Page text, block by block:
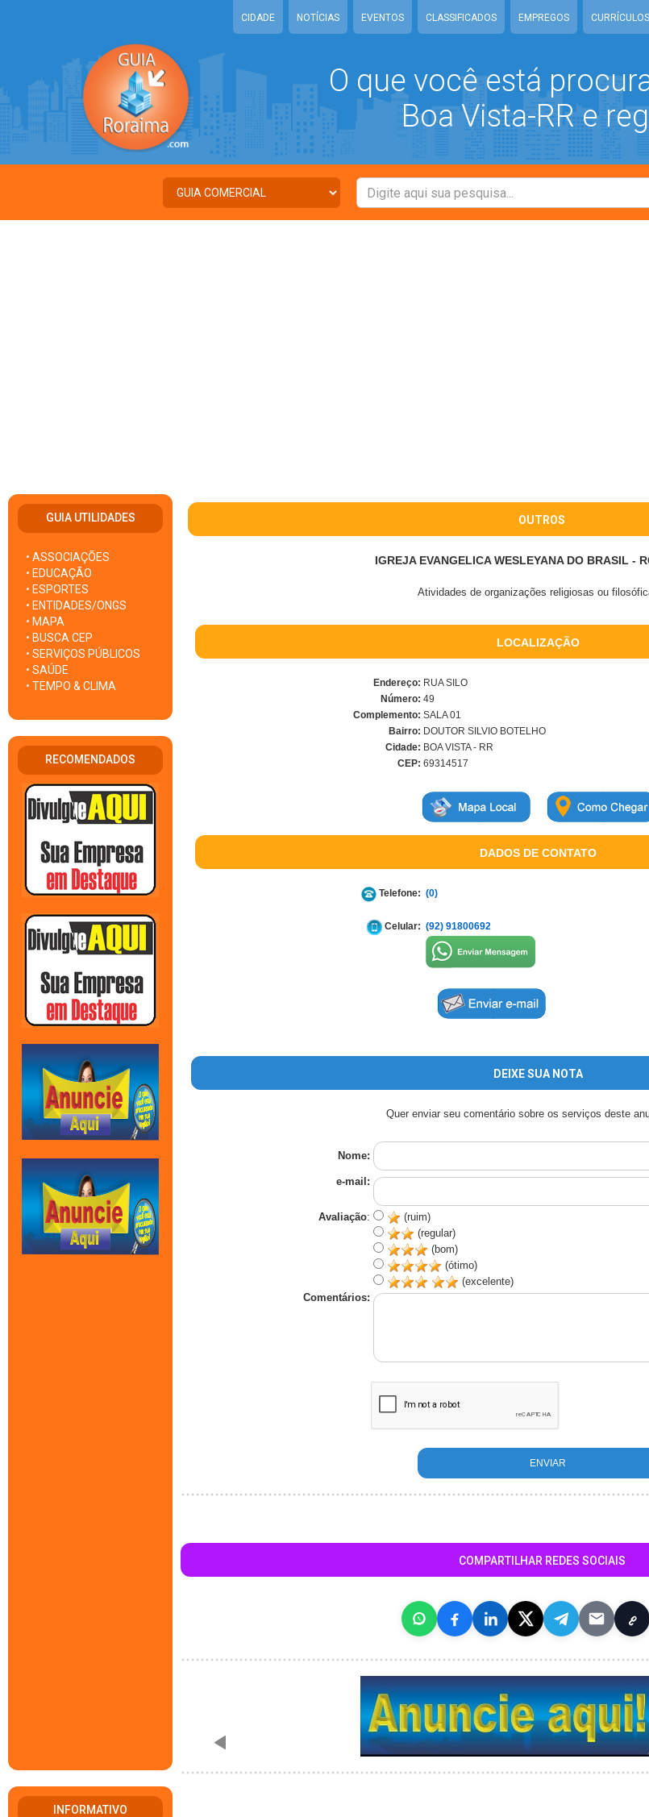
CIDADE NOTÍCIAS EVENTOS CLASSIFICADOS EMPREGOS CURRÍCULOS
O que você está
Boa Vista-RR e
GUIA UTILIDADES
• ASSOCIAÇÕES
• EDUCAÇÃO
• ESPORTES
• ENTIDADES/ONGS
• MAPA
• BUSCA CEP
• SERVIÇOS PÚBLICOS
• SAÚDE
• TEMPO & CLIMA
RECOMENDADOS
INFORMATIVO
OUTROS
IGREJA EVANGELICA WESLEYANA DO BRASIL -
Atividades de organizações religiosas ou
LOCALIZAÇÃO
Endereço: RUA SILO
Número: 49
Complemento: SALA 01
Bairro: DOUTOR SILVIO BOTELHO
Cidade: BOA VISTA - RR
CEP: 69314517
DADOS DE CONTATO
Telefone: (0)
Celular: (92) 91800692
DEIXE SUA NOTA
Quer enviar seu comentário sobre os serviços deste
Nome:
e-mail:
Avaliação:
(ruim)
(regular)
(bom)
(ótimo)
(excelente)
Comentários:
COMPARTILHAR REDES SOCIAIS